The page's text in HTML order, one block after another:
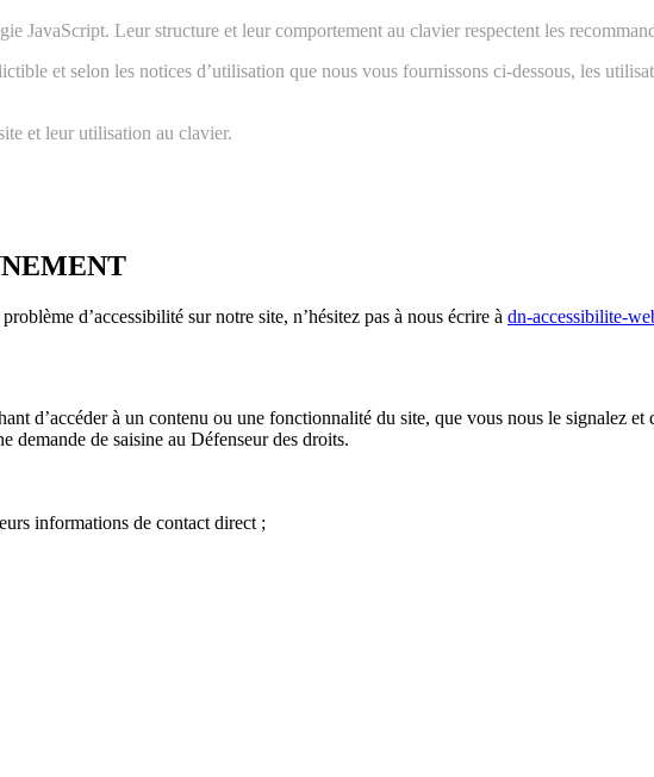
JavaScript. Leur structure et leur comportement au clavier respectent les
et selon les notices d’utilisation que nous vous fournissons ci-dessous, les
et leur utilisation au clavier.
d’accessibilité sur notre site, n’hésitez pas à nous écrire à dn-accessibilite-
d’accéder à un contenu ou une fonctionnalité du site, que vous nous le signalez
demande de saisine au Défenseur des droits.
informations de contact direct ;